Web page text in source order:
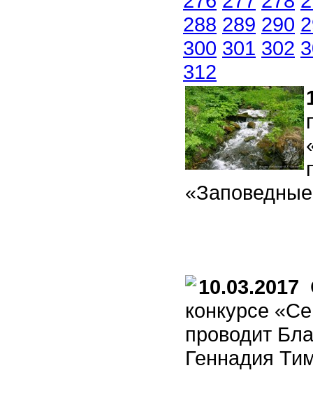
288 289 290
300 301 302
312
10.03.2017
конкурсе
проводит
Геннадия